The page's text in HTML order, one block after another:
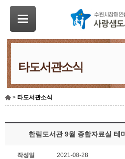
> 타도서관소식
타도서관소식
한림도서관 9월 종합자료실 테
작성일 2021-08-28